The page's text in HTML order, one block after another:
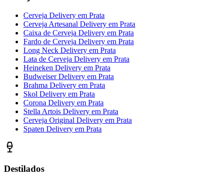
Cerveja Delivery em Prata
Cerveja Artesanal Delivery em Prata
Caixa de Cerveja Delivery em Prata
Fardo de Cerveja Delivery em Prata
Long Neck Delivery em Prata
Lata de Cerveja Delivery em Prata
Heineken Delivery em Prata
Budweiser Delivery em Prata
Brahma Delivery em Prata
Skol Delivery em Prata
Corona Delivery em Prata
Stella Artois Delivery em Prata
Cerveja Original Delivery em Prata
Spaten Delivery em Prata
Destilados